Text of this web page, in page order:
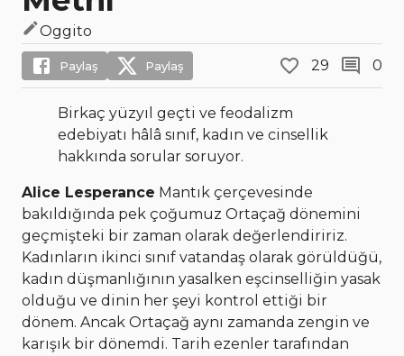
Oggito
Paylaş Paylaş 29 0
Birkaç yüzyıl geçti ve feodalizm
edebiyatı hâlâ sınıf, kadın ve cinsellik
hakkında sorular soruyor.
Alice Lesperance Mantık çerçevesinde
bakıldığında pek çoğumuz Ortaçağ dönemini
geçmişteki bir zaman olarak değerlendiririz.
Kadınların ikinci sınıf vatandaş olarak görüldüğü,
kadın düşmanlığının yasalken eşcinselliğin yasak
olduğu ve dinin her şeyi kontrol ettiği bir
dönem. Ancak Ortaçağ aynı zamanda zengin ve
karışık bir dönemdi. Tarih ezenler tarafından